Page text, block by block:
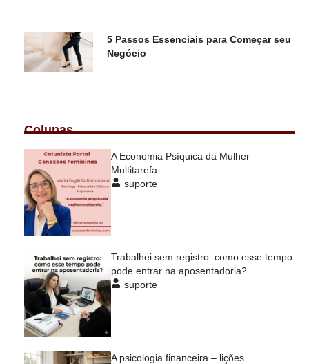
5 Passos Essenciais para Começar seu
Negócio
Colunas
A Economia Psíquica da Mulher
Multitarefa
suporte
Trabalhei sem registro: como esse tempo
pode entrar na aposentadoria?
suporte
A psicologia financeira – lições